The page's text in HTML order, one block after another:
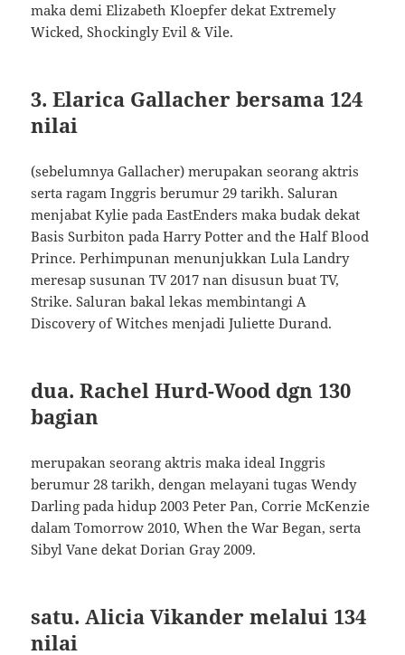
maka demi Elizabeth Kloepfer dekat Extremely
Wicked, Shockingly Evil & Vile.
3. Elarica Gallacher bersama 124
nilai
(sebelumnya Gallacher) merupakan seorang aktris
serta ragam Inggris berumur 29 tarikh. Saluran
menjabat Kylie pada EastEnders maka budak dekat
Basis Surbiton pada Harry Potter and the Half Blood
Prince. Perhimpunan menunjukkan Lula Landry
meresap susunan TV 2017 nan disusun buat TV,
Strike. Saluran bakal lekas membintangi A
Discovery of Witches menjadi Juliette Durand.
dua. Rachel Hurd-Wood dgn 130
bagian
merupakan seorang aktris maka ideal Inggris
berumur 28 tarikh, dengan melayani tugas Wendy
Darling pada hidup 2003 Peter Pan, Corrie McKenzie
dalam Tomorrow 2010, When the War Began, serta
Sibyl Vane dekat Dorian Gray 2009.
satu. Alicia Vikander melalui 134
nilai